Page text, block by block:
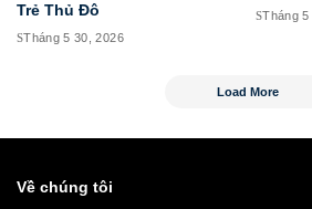
Trẻ Thủ Đô
Tháng 5 30, 2026
Tháng
Load More
Về chúng tôi